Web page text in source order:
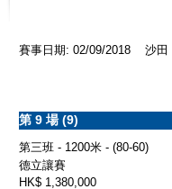
賽事日期: 02/09/2018 沙田
第 9 場 (9)
第三班 - 1200米 - (80-60)
德立讓賽
HK$ 1,380,000